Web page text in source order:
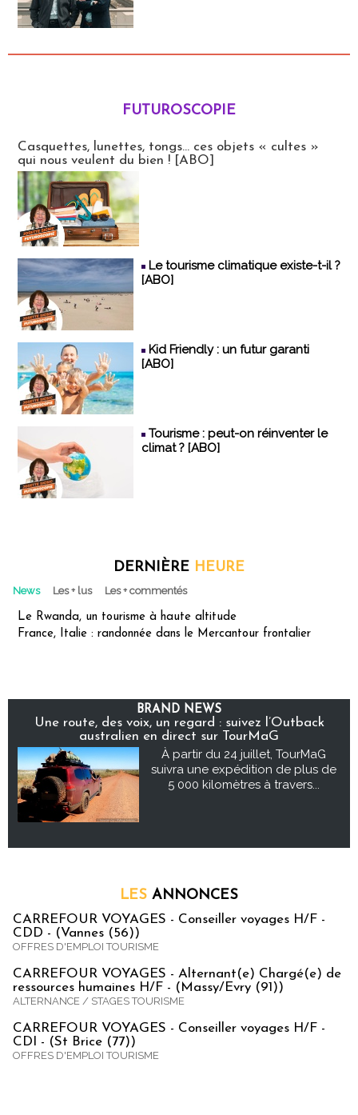
FUTUROSCOPIE
Casquettes, lunettes, tongs... ces objets « cultes »
qui nous veulent du bien ! [ABO]
Le tourisme climatique existe-t-il ?
[ABO]
Kid Friendly : un futur garanti
[ABO]
Tourisme : peut-on réinventer le
climat ? [ABO]
DERNIÈRE HEURE
News Les + lus Les + commentés
Le Rwanda, un tourisme à haute altitude
France, Italie : randonnée dans le Mercantour frontalier
BRAND NEWS
Une route, des voix, un regard : suivez l’Outback
australien en direct sur TourMaG
À partir du 24 juillet, TourMaG
suivra une expédition de plus de
5 000 kilomètres à travers...
LES ANNONCES
CARREFOUR VOYAGES - Conseiller voyages H/F -
CDD - (Vannes (56))
OFFRES D'EMPLOI TOURISME
CARREFOUR VOYAGES - Alternant(e) Chargé(e) de
ressources humaines H/F - (Massy/Evry (91))
ALTERNANCE / STAGES TOURISME
CARREFOUR VOYAGES - Conseiller voyages H/F -
CDI - (St Brice (77))
OFFRES D'EMPLOI TOURISME